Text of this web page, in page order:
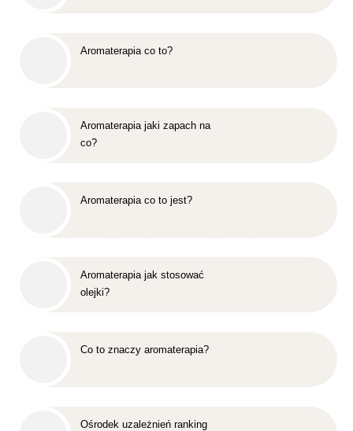
Aromaterapia co to?
Aromaterapia jaki zapach na
co?
Aromaterapia co to jest?
Aromaterapia jak stosować
olejki?
Co to znaczy aromaterapia?
Ośrodek uzależnień ranking